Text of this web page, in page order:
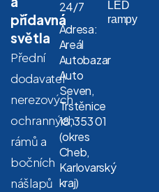
přídavná
světla
Přední
dodavatel
nerezových
ochranných
rámů a
bočních
nášlapů
24/7
Adresa:
Areál
Autobazar
Auto
Seven,
Trstěnice
18, 353 01
(okres
Cheb,
Karlovarský
kraj)
LED
rampy